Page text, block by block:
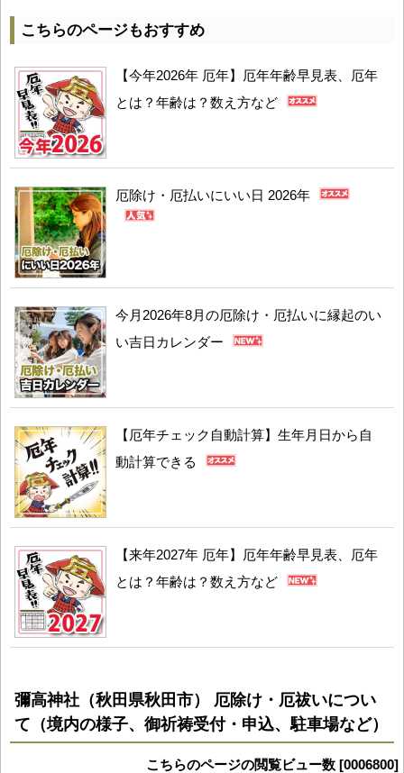
こちらのページもおすすめ
【今年2026年 厄年】厄年年齢早見表、厄年
とは？年齢は？数え方など
厄除け・厄払いにいい日 2026年
今月2026年8月の厄除け・厄払いに縁起のい
い吉日カレンダー
【厄年チェック自動計算】生年月日から自
動計算できる
【来年2027年 厄年】厄年年齢早見表、厄年
とは？年齢は？数え方など
彌高神社（秋田県秋田市） 厄除け・厄祓いについ
て（境内の様子、御祈祷受付・申込、駐車場など）
こちらのページの閲覧ビュー数 [0006800]